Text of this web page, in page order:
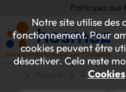
Notre site utilise des
fonctionnement. Pour
cookies peuvent être
désactiver. Cela reste
Cookies
Participez aux
A la une